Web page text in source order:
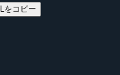
をコピー